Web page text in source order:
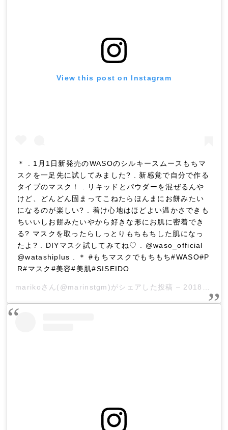
View this post on Instagram
＊ . 1月1日新発売のWASOのシルキースムースもちマ
スクを一足先に試してみました? . 新感覚で自分で作る
タイプのマスク！ . リキッドとパウダーを混ぜるんや
けど、どんどん固まってこねたらほんまにお餅みたい
になるのが楽しい? . 着け心地はほどよい温かさできも
ちいいしお餅みたいやから好きな形にお肌に密着でき
る? マスクを取ったらしっとりもちもちした肌になっ
たよ? . DIYマスク試してみてね♡ . @waso_official
@watashiplus . ＊ #もちマスクでもちもち#WASO#P
R#マスク#美容#美肌#SISEIDO
mariko さん(@marinstgm)がシェアした投稿 – 2018年12月月30日午前2時00分PST